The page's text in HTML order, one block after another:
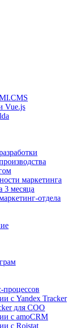
Vue.js
маркетинга
3 месяца
отдела
процессов
с Yandex Tracker
для СОО
с amoCRM
с Roistat